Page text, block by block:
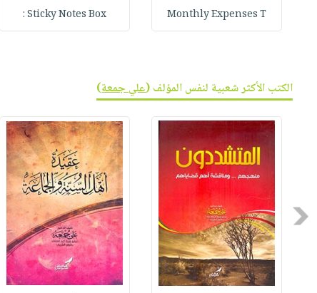
Monthly Expenses T
Sticky Notes Box :
الكتب الأكثر شعبية لنفس المؤلف (علي جمعة)
Previous